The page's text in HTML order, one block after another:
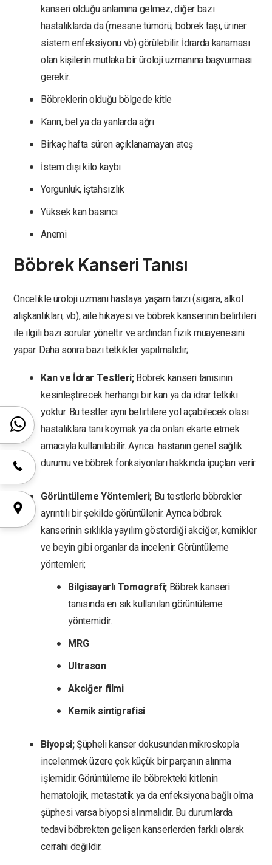
kanseri olduğu anlamına gelmez, diğer bazı
hastalıklarda da (mesane tümörü, böbrek taşı, üriner
sistem enfeksiyonu vb) görülebilir. İdrarda kanaması
olan kişilerin mutlaka bir üroloji uzmanına başvurması
gerekir.
Böbreklerin olduğu bölgede kitle
Karın, bel ya da yanlarda ağrı
Birkaç hafta süren açıklanamayan ateş
İstem dışı kilo kaybı
Yorgunluk, iştahsızlık
Yüksek kan basıncı
Anemi
Böbrek Kanseri Tanısı
Öncelikle üroloji uzmanı hastaya yaşam tarzı (sigara, alkol
alışkanlıkları, vb), aile hikayesi ve böbrek kanserinin belirtileri
ile ilgili bazı sorular yöneltir ve ardından fizik muayenesini
yapar. Daha sonra bazı tetkikler yapılmalıdır;
Kan ve İdrar Testleri;Böbrek kanseri tanısının
kesinleştirecek herhangi bir kan ya da idrar tetkiki
yoktur. Bu testler aynı belirtilere yol açabilecek olası
hastalıklara tanı koymak ya da onları ekarte etmek
amacıyla kullanılabilir. Ayrıca hastanın genel sağlık
durumu ve böbrek fonksiyonları hakkında ipuçları verir.
Görüntüleme Yöntemleri; Bu testlerle böbrekler
ayrıntılı bir şekilde görüntülenir. Ayrıca böbrek
kanserinin sıklıkla yayılım gösterdiği akciğer, kemikler
ve beyin gibi organlar da incelenir. Görüntüleme
yöntemleri;
Bilgisayarlı Tomografi; Böbrek kanseri
tanısında en sık kullanılan görüntüleme
yöntemidir.
MRG
Ultrason
Akciğer filmi
Kemik sintigrafisi
Biyopsi;Şüpheli kanser dokusundan mikroskopla
incelenmek üzere çok küçük bir parçanın alınma
işlemidir. Görüntüleme ile böbrekteki kitlenin
hematolojik, metastatik ya da enfeksiyona bağlı olma
şüphesi varsa biyopsi alınmalıdır. Bu durumlarda
tedavi böbrekten gelişen kanserlerden farklı olarak
cerrahi değildir.